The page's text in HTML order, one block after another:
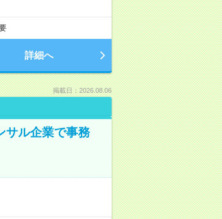
詳細へ
掲載日：2026.08.06
サル企業で事務